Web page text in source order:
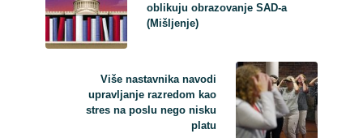
oblikuju obrazovanje SAD-a
(Mišljenje)
Više nastavnika navodi
upravljanje razredom kao
stres na poslu nego nisku
platu